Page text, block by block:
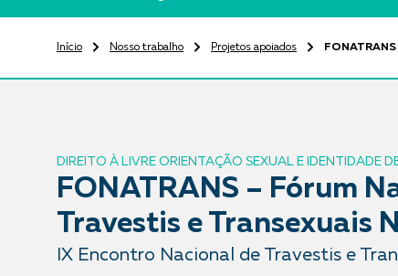
Início Nosso trabalho Projetos apoiados
DIREITO À LIVRE ORIENTAÇÃO SEXUAL E IDENTIDADE
FONATRANS – Fórum
Travestis e Transexuais
IX Encontro Nacional de Travestis e